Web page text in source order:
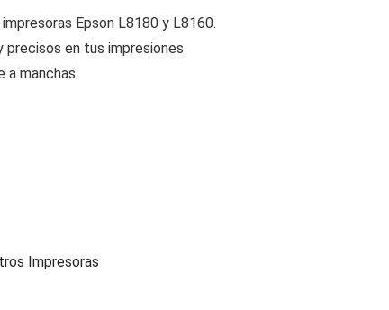
Epson L8180 y L8160.
en tus impresiones.
a manchas.
Impresoras